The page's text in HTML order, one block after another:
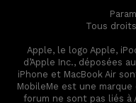
Tous
Apple, le logo Apple,
d’Apple Inc., déposées
iPhone et MacBook Air
MobileMe est une marque
forum ne sont pas liés